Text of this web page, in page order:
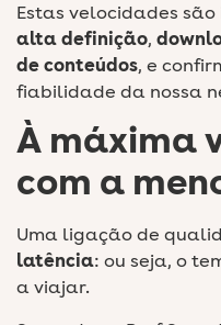
Estas velocidades
alta definição,
de conteúdos, e
fiabilidade da nossa
À máxima
com a
Uma ligação de
latência: ou seja, o
a viajar.